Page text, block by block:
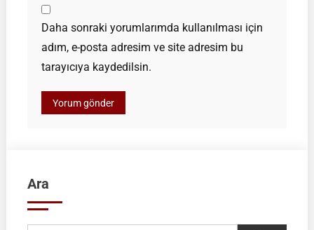
Daha sonraki yorumlarımda kullanılması için
adım, e-posta adresim ve site adresim bu
tarayıcıya kaydedilsin.
Ara